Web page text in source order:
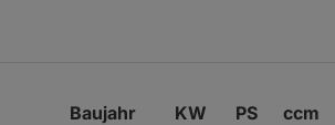
Baujahr KW PS ccm